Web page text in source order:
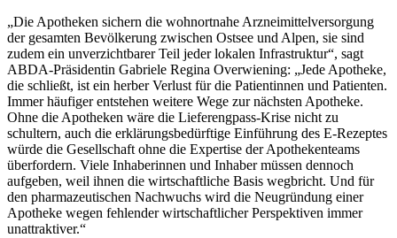
„Die Apotheken sichern die wohnortnahe Arzneimittelversorgung
der gesamten Bevölkerung zwischen Ostsee und Alpen, sie sind
zudem ein unverzichtbarer Teil jeder lokalen Infrastruktur“, sagt
ABDA-Präsidentin Gabriele Regina Overwiening: „Jede Apotheke,
die schließt, ist ein herber Verlust für die Patientinnen und Patienten.
Immer häufiger entstehen weitere Wege zur nächsten Apotheke.
Ohne die Apotheken wäre die Lieferengpass-Krise nicht zu
schultern, auch die erklärungsbedürftige Einführung des E-Rezeptes
würde die Gesellschaft ohne die Expertise der Apothekenteams
überfordern. Viele Inhaberinnen und Inhaber müssen dennoch
aufgeben, weil ihnen die wirtschaftliche Basis wegbricht. Und für
den pharmazeutischen Nachwuchs wird die Neugründung einer
Apotheke wegen fehlender wirtschaftlicher Perspektiven immer
unattraktiver.“